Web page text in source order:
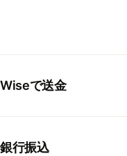
Wiseで送金
銀行振込